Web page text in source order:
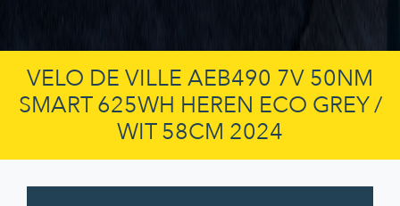
VELO DE VILLE AEB490 7V 50NM
SMART 625WH HEREN ECO GREY /
WIT 58CM 2024